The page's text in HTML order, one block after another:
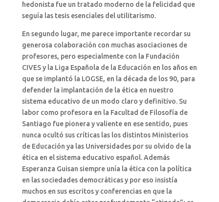
hedonista fue un tratado moderno de la felicidad que
seguía las tesis esenciales del utilitarismo.
En segundo lugar, me parece importante recordar su
generosa colaboración con muchas asociaciones de
profesores, pero especialmente con la Fundación
CIVES y la Liga Española de la Educación en los años en
que se implantó la LOGSE, en la década de los 90, para
defender la implantación de la ética en nuestro
sistema educativo de un modo claro y definitivo. Su
labor como profesora en la Facultad de Filosofía de
Santiago fue pionera y valiente en ese sentido, pues
nunca ocultó sus críticas las los distintos Ministerios
de Educación ya las Universidades por su olvido de la
ética en el sistema educativo español. Además
Esperanza Guisan siempre unía la ética con la política
en las sociedades democráticas y por eso insistía
muchos en sus escritos y conferencias en que la